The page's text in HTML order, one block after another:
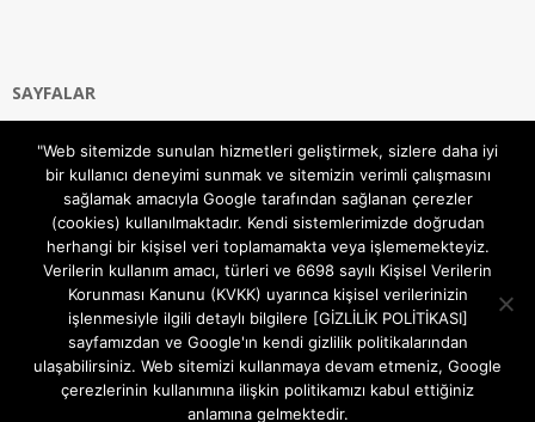
SAYFALAR
Gizlilik ve Çerezler (Cookies) Politikası
Hakkımızda
İletişim Kanalları
MODEM KURULUM
TEKNİK DESTEK
TELEVİZYON SİSTEMLERİ
"Web sitemizde sunulan hizmetleri geliştirmek, sizlere daha iyi
bir kullanıcı deneyimi sunmak ve sitemizin verimli çalışmasını
sağlamak amacıyla Google tarafından sağlanan çerezler
(cookies) kullanılmaktadır. Kendi sistemlerimizde doğrudan
herhangi bir kişisel veri toplamamakta veya işlememekteyiz.
Verilerin kullanım amacı, türleri ve 6698 sayılı Kişisel Verilerin
Korunması Kanunu (KVKK) uyarınca kişisel verilerinizin
işlenmesiyle ilgili detaylı bilgilere [GİZLİLİK POLİTİKASI]
sayfamızdan ve Google'ın kendi gizlilik politikalarından
ulaşabilirsiniz. Web sitemizi kullanmaya devam etmeniz, Google
çerezlerinin kullanımına ilişkin politikamızı kabul ettiğiniz
anlamına gelmektedir.